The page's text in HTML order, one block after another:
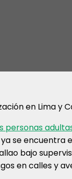
en Lima y
personas
se encuentra
bajo
en calles y